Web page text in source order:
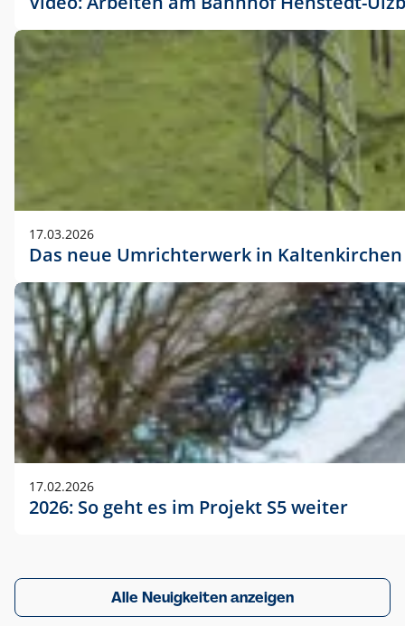
17.03.2026
Das neue Umrichterwerk in Kaltenkirchen
17.02.2026
2026: So geht es im Projekt S5 weiter
Alle Neuigkeiten anzeigen